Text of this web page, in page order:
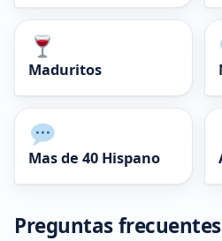
Maduritos
Mas de 40 Hispano
Preguntas frecuentes